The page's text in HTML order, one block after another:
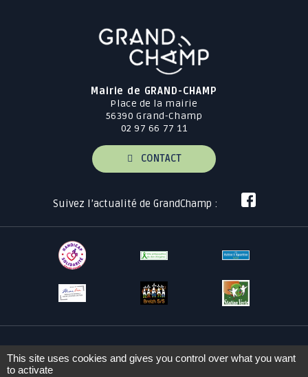
Mairie de GRAND-CHAMP
Place de la mairie
56390 Grand-Champ
02 97 66 77 11
CONTACT
Suivez l’actualité de GrandChamp :
Plan du site Mentions légales
This site uses cookies and gives you control over what you want
to activate